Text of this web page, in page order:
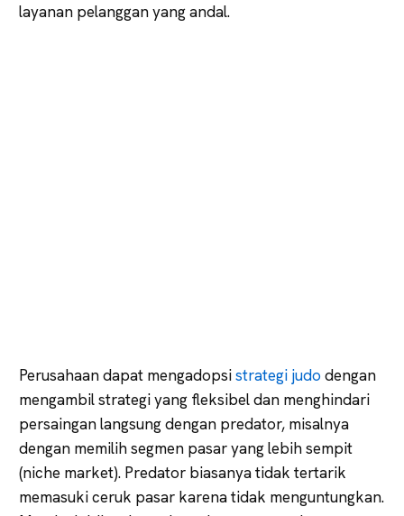
layanan pelanggan yang andal.
Perusahaan dapat mengadopsistrategi judodengan
mengambil strategi yang fleksibel dan menghindari
persaingan langsung dengan predator, misalnya
dengan memilih segmen pasar yang lebih sempit
(niche market). Predator biasanya tidak tertarik
memasuki ceruk pasar karena tidak menguntungkan.